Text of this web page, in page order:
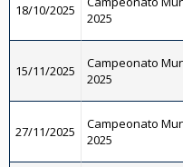
18/10/2025
2025
15/11/2025
Campeonato
2025
27/11/2025
Campeonato
2025